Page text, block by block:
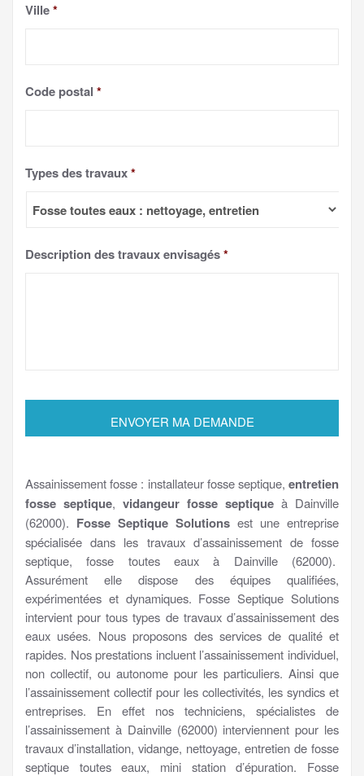
Ville*
Code postal *
Types des travaux*
Description des travaux envisagés*
Assainissement fosse : installateur fosse septique, entretien
fosse septique, vidangeur fosse septique à Dainville
(62000). Fosse Septique Solutions est une entreprise
spécialisée dans les travaux d’assainissement de fosse
septique, fosse toutes eaux à Dainville (62000).
Assurément elle dispose des équipes qualifiées,
expérimentées et dynamiques. Fosse Septique Solutions
intervient pour tous types de travaux d’assainissement des
eaux usées. Nous proposons des services de qualité et
rapides. Nos prestations incluent l’assainissement individuel,
non collectif, ou autonome pour les particuliers. Ainsi que
l’assainissement collectif pour les collectivités, les syndics et
entreprises. En effet nos techniciens, spécialistes de
l’assainissement à Dainville (62000) interviennent pour les
travaux d’installation, vidange, nettoyage, entretien de fosse
septique toutes eaux, mini station d’épuration. Fosse